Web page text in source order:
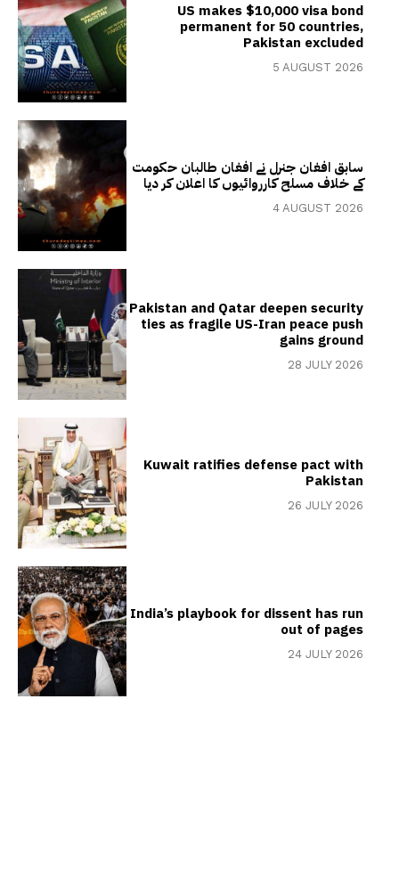
US makes $10,000 visa bond
permanent for 50 countries,
Pakistan excluded
5 AUGUST 2026
سابق افغان جنرل نے افغان طالبان حکومت
کے خلاف مسلح کارروائیوں کا اعلان کر دیا
4 AUGUST 2026
Pakistan and Qatar deepen security
ties as fragile US-Iran peace push
gains ground
28 JULY 2026
Kuwait ratifies defense pact with
Pakistan
26 JULY 2026
India’s playbook for dissent has run
out of pages
24 JULY 2026